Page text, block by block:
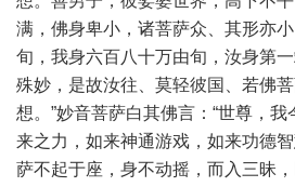
满，佛身卑小，诸菩萨众、其形亦
旬，我身六百八十万由旬，汝身第
殊妙，是故汝往、莫轻彼国、若佛
想。”妙音菩萨白其佛言：“世尊，
来之力，如来神通游戏，如来功德
萨不起于座，身不动摇，而入三昧